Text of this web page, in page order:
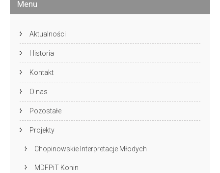
Menu
Aktualności
Historia
Kontakt
O nas
Pozostałe
Projekty
Chopinowskie Interpretacje Młodych
MDFPiT Konin